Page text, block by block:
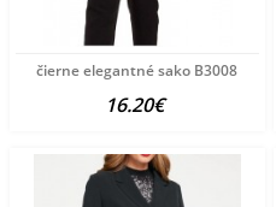
čierne elegantné sako B3008
16.20€